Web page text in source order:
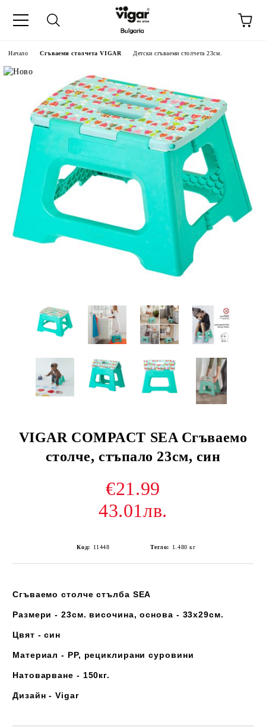
Начало Сгъваеми столчета VIGAR Детски сгъваеми столчета 23см.
VIGAR COMPACT SEA Сгъваемо
столче, стъпало 23см, син
€21.99
43.01лв.
Код: 11448 Тегло: 1.480 кг
Сгъваемо столче стълба SEA
Размери -23см. височина, основа - 33х29см.
Цвят - син
Материал - РР, рециклирани суровини
Натоварване - 150кг.
Дизайн - Vigar